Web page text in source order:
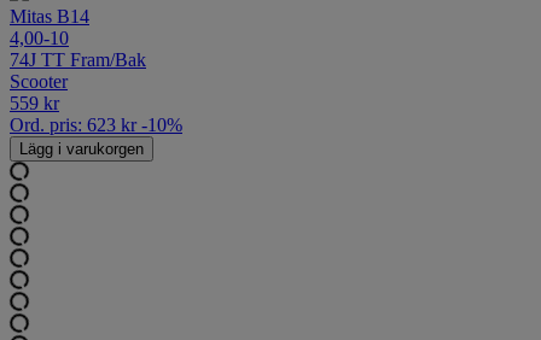
Mitas B14
4,00-10
74J TT Fram/Bak
Scooter
559 kr
Ord. pris: 623 kr -10%
Lägg i varukorgen